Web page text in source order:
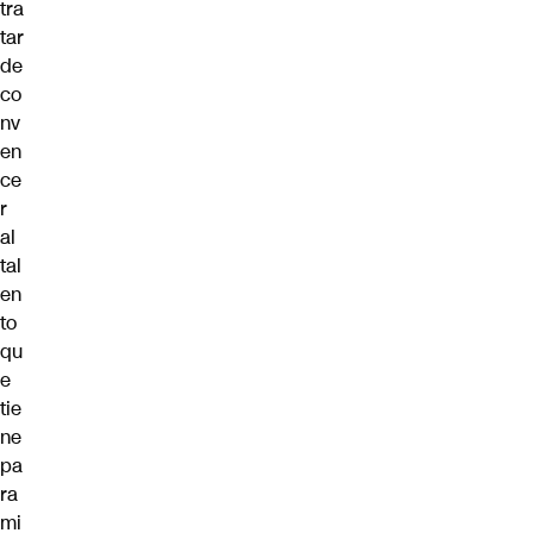
tra
tar
de
co
nv
en
ce
r
al
tal
en
to
qu
e
tie
ne
pa
ra
mi